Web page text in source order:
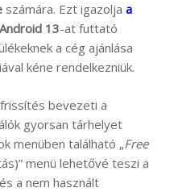
számára. Ezt igazolja a
Android 13-at futtató
a cég ajánlása
kéne rendelkezniük.
bevezeti a
gyorsan tárhelyet
menüben található „Free
menü lehetővé teszi a
a nem használt